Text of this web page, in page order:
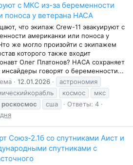
с МКС из-за беременности
поноса у ветерана НАСА
что экипаж Crew-11 эвакуируют с
американки или поноса у
же могло произойти c экипажем
которого также входит
Олег Платонов? НАСА сохраняет
говорят о беременности...
12.01.2026
астрономия
космос
мкс
роскосмос сша
Ответы: 4
Союз-2.1б со спутниками Аист и
спутниками с